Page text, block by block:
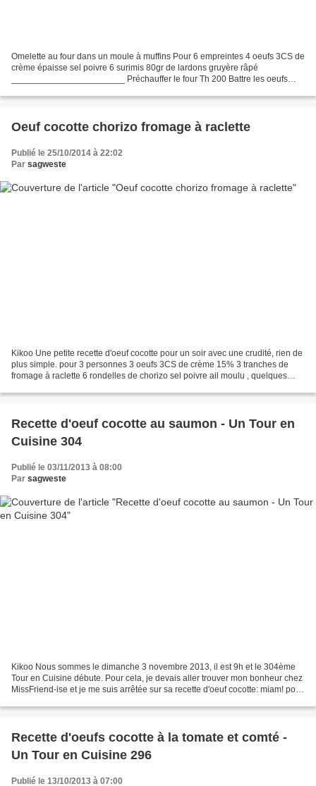
Omelette au four dans un moule à muffins Pour 6 empreintes 4 oeufs 3CS de
crème épaisse sel poivre 6 surimis 80gr de lardons gruyère râpé
_______________________ Préchauffer le four Th 200 Battre les oeufs
Oeuf cocotte chorizo fromage à raclette
Publié le 25/10/2014 à 22:02
Par sagweste
Kikoo Une petite recette d'oeuf cocotte pour un soir avec une crudité, rien de
plus simple. pour 3 personnes 3 oeufs 3CS de crème 15% 3 tranches de
fromage à raclette 6 rondelles de chorizo sel poivre ail moulu , quelques
Recette d'oeuf cocotte au saumon - Un Tour en
Cuisine 304
Publié le 03/11/2013 à 08:00
Par sagweste
Kikoo Nous sommes le dimanche 3 novembre 2013, il est 9h et le 304ème
Tour en Cuisine débute. Pour cela, je devais aller trouver mon bonheur chez
MissFriend-ise et je me suis arrêtée sur sa recette d'oeuf cocotte: miam! pour
Recette d'oeufs cocotte à la tomate et comté -
Un Tour en Cuisine 296
Publié le 13/10/2013 à 07:00